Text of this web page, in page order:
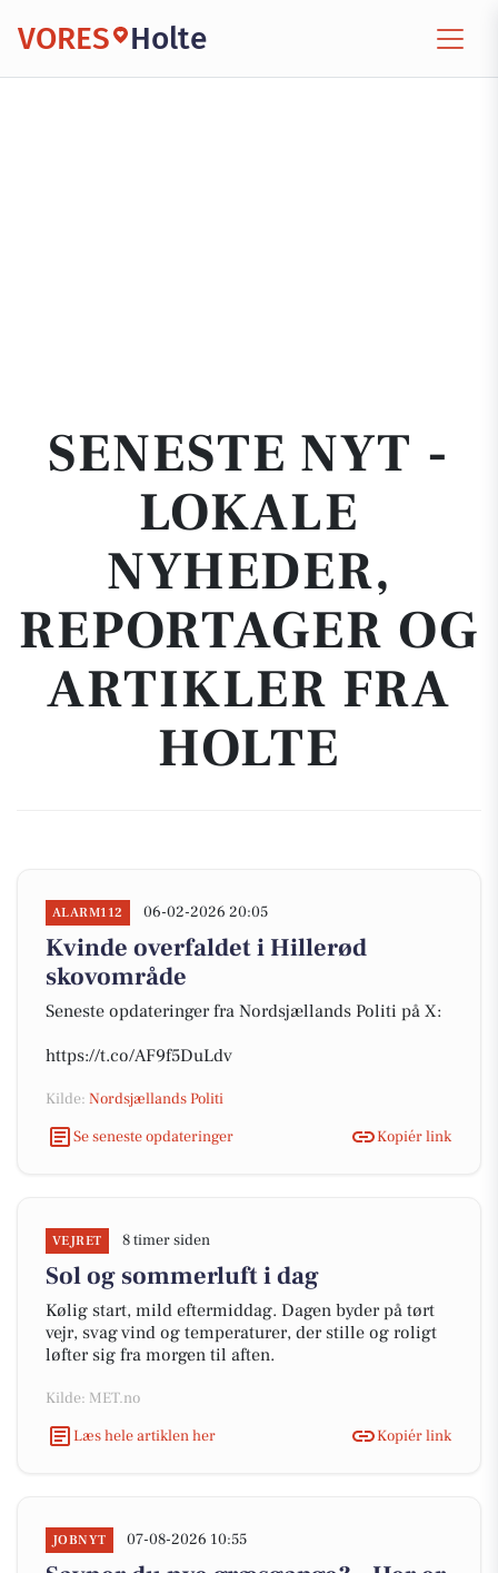
VORES Holte
SENESTE NYT -
LOKALE
NYHEDER,
REPORTAGER OG
ARTIKLER FRA
HOLTE
ALARM112 06-02-2026 20:05
Kvinde overfaldet i Hillerød
skovområde
Seneste opdateringer fra Nordsjællands Politi på X:
https://t.co/AF9f5DuLdv
Kilde: Nordsjællands Politi
Se seneste opdateringer
Kopiér link
VEJRET 8 timer siden
Sol og sommerluft i dag
Kølig start, mild eftermiddag. Dagen byder på tørt
vejr, svag vind og temperaturer, der stille og roligt
løfter sig fra morgen til aften.
Kilde: MET.no
Læs hele artiklen her
Kopiér link
JOBNYT 07-08-2026 10:55